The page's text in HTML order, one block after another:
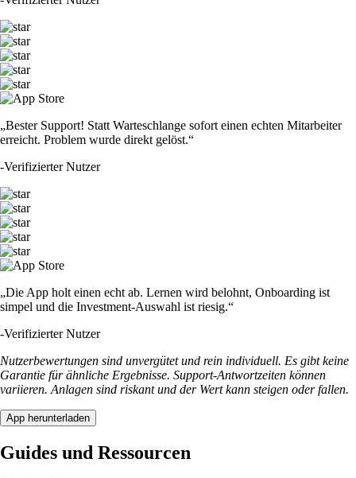
„Bester Support! Statt Warteschlange sofort einen echten Mitarbeiter
erreicht. Problem wurde direkt gelöst.“
-Verifizierter Nutzer
„Die App holt einen echt ab. Lernen wird belohnt, Onboarding ist
simpel und die Investment-Auswahl ist riesig.“
-Verifizierter Nutzer
Nutzerbewertungen sind unvergütet und rein individuell. Es gibt keine
Garantie für ähnliche Ergebnisse. Support-Antwortzeiten können
variieren. Anlagen sind riskant und der Wert kann steigen oder fallen.
App herunterladen
Guides und Ressourcen